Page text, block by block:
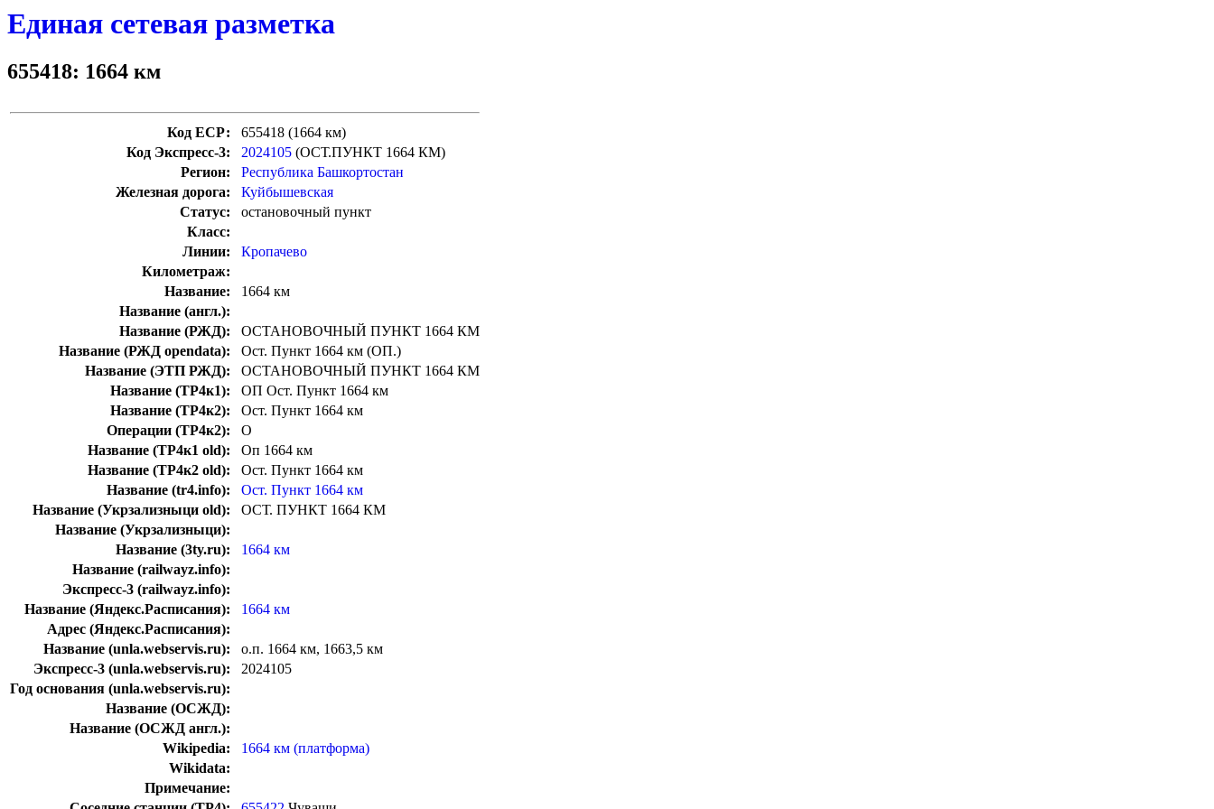
Единая сетевая разметка
655418: 1664 км
Код ЕСР:
655418 (1664 км)
Код Экспресс-3:
2024105 (ОСТ.ПУНКТ 1664 КМ)
Регион:
Республика Башкортостан
Железная дорога:
Куйбышевская
Статус:
остановочный пункт
Класс:
Линии:
Кропачево
Километраж:
Название:
1664 км
Название (англ.):
Название (РЖД):
ОСТАНОВОЧНЫЙ ПУНКТ 1664 КМ
Название (РЖД opendata):
Ост. Пункт 1664 км (ОП.)
Название (ЭТП РЖД):
ОСТАНОВОЧНЫЙ ПУНКТ 1664 КМ
Название (ТР4к1):
ОП Ост. Пункт 1664 км
Название (ТР4к2):
Ост. Пункт 1664 км
Операции (ТР4к2):
О
Название (ТР4к1 old):
Оп 1664 км
Название (ТР4к2 old):
Ост. Пункт 1664 км
Название (tr4.info):
Ост. Пункт 1664 км
Название (Укрзализныци old):
ОСТ. ПУНКТ 1664 КМ
Название (Укрзализныци):
Название (3ty.ru):
1664 км
Название (railwayz.info):
Экспресс-3 (railwayz.info):
Название (Яндекс.Расписания):
1664 км
Адрес (Яндекс.Расписания):
Название (unla.webservis.ru):
о.п. 1664 км, 1663,5 км
Экспресс-3 (unla.webservis.ru):
2024105
Год основания (unla.webservis.ru):
Название (ОСЖД):
Название (ОСЖД англ.):
Wikipedia:
1664 км (платформа)
Wikidata:
Примечание: